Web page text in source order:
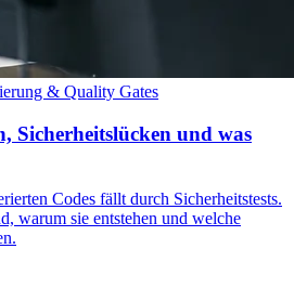
& Quality Gates
Sicherheitslücken und was
Codes fällt durch Sicherheitstests.
warum sie entstehen und welche